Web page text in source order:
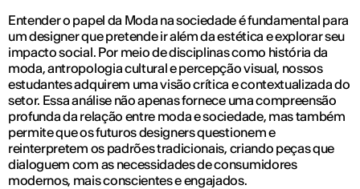
Entender o papel da Moda na sociedade é fundamental para
um designer que pretende ir além da estética e explorar seu
impacto social. Por meio de disciplinas como história da
moda, antropologia cultural e percepção visual, nossos
estudantes adquirem uma visão crítica e contextualizada do
setor. Essa análise não apenas fornece uma compreensão
profunda da relação entre moda e sociedade, mas também
permite que os futuros designers questionem e
reinterpretem os padrões tradicionais, criando peças que
dialoguem com as necessidades de consumidores
modernos, mais conscientes e engajados.